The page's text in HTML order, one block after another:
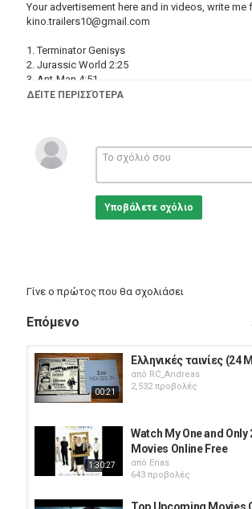
Your advertisement here and in videos, write me
kino.trailers10@gmail.com
1. Terminator Genisys
2. Jurassic World 2:25
3. Ant-Man 4:51
4. Fantastic Four 7:13
7. Insurgent 14:37
8. Chappie 16:59
9. Tomorrowland 18:58
10. Supergirl 21:19
ΔΕΊΤΕ ΠΕΡΙΣΣΌΤΕΡΑ
Υποβάλετε σχόλιο
Γίνε ο πρώτος που θα σχολιάσει
Επόμενο
00:21
Ελληνικές ταινίες (24
από RC_Andreas
2,532 προβολές
1:30:27
Watch My One and Only
Movies Online Free
από Enas
643 προβολές
Top Upcoming Movies